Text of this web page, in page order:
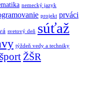
nemecký jazyk
projekt prváci
svetový deň súťaž
týždeň vedy a techniky
šport ŽŠR